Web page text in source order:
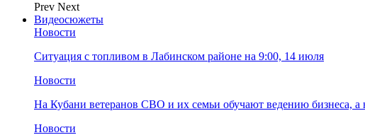
Prev Next
Видеосюжеты
Новости
Ситуация с топливом в Лабинском районе на 9:00, 14 июля
Новости
На Кубани ветеранов СВО и их семьи обучают ведению бизнеса,
Новости